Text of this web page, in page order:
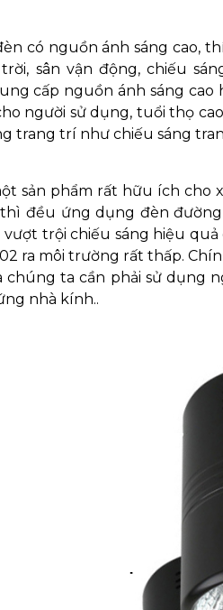
có nguồn ánh sáng cao,
sân vận động, chiếu
cấp nguồn ánh sáng
người sử dụng, tuổi thọ
trang trí như chiếu sáng
sản phẩm rất hữu ích cho
đều ứng dụng đèn
vượt trội chiếu sáng hiệu
ra môi trường rất thấp.
chúng ta cần phải sử dụng
nhà kính..